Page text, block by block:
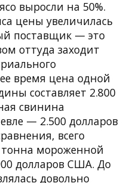
выросли на 50%.
цены увеличилась
поставщик — это
оттуда заходит
время цена одной
составляет 2.800
свинина
— 2.500 долларов
всего
тонна мороженной
долларов США. До
довольно